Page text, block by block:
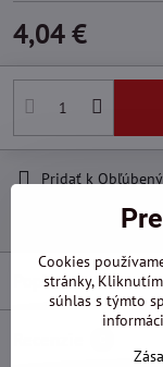
4,04 €
Pridať k
Popis
Cookies
stránky,
súhlas s týmto